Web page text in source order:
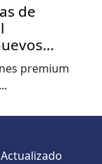
de
la Copa
premium
...